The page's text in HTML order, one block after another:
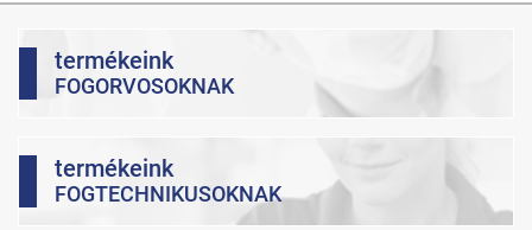
termékeink
FOGORVOSOKNAK
termékeink
FOGTECHNIKUSOKNAK